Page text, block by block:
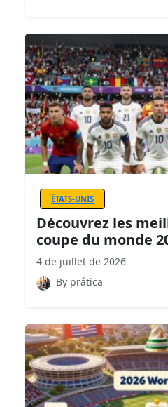
ÉTATS-UNIS
Découvrez les
coupe du monde
4 de juillet de 2026
By prática